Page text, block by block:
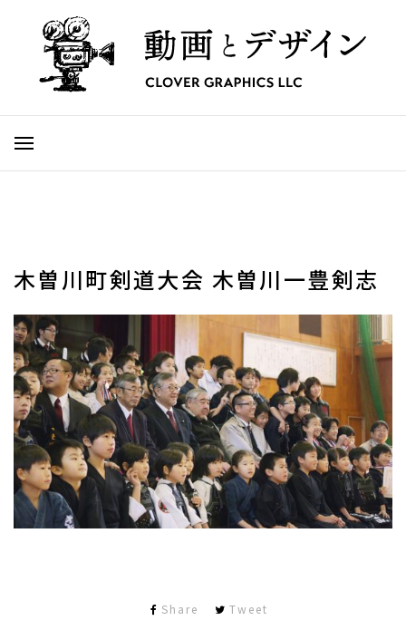
木曽川町剣道大会 木曽川一豊剣志
Share Tweet